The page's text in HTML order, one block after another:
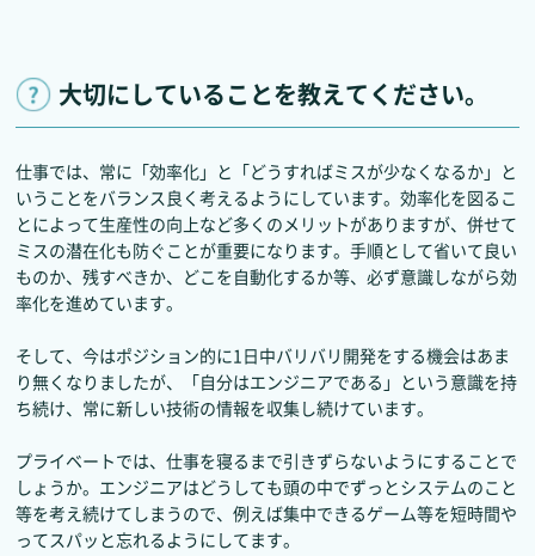
大切にしていることを教えてください。
仕事では、常に「効率化」と「どうすればミスが少なくなるか」と
いうことをバランス良く考えるようにしています。効率化を図るこ
とによって生産性の向上など多くのメリットがありますが、併せて
ミスの潜在化も防ぐことが重要になります。手順として省いて良い
ものか、残すべきか、どこを自動化するか等、必ず意識しながら効
率化を進めています。
そして、今はポジション的に1日中バリバリ開発をする機会はあま
り無くなりましたが、「自分はエンジニアである」という意識を持
ち続け、常に新しい技術の情報を収集し続けています。
プライベートでは、仕事を寝るまで引きずらないようにすることで
しょうか。エンジニアはどうしても頭の中でずっとシステムのこと
等を考え続けてしまうので、例えば集中できるゲーム等を短時間や
ってスパッと忘れるようにしてます。